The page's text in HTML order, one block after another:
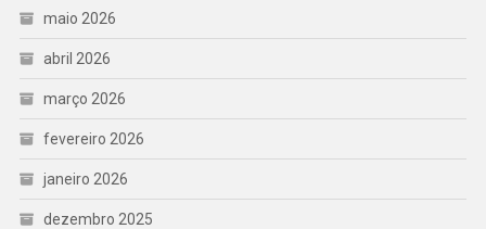
maio 2026
abril 2026
março 2026
fevereiro 2026
janeiro 2026
dezembro 2025